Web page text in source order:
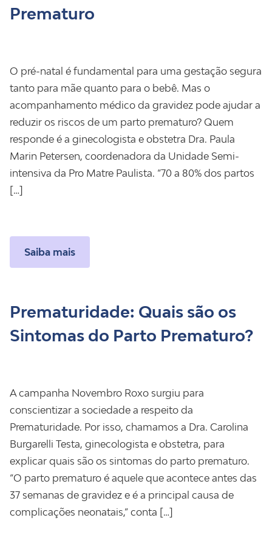
Prematuro
O pré-natal é fundamental para uma gestação segura
tanto para mãe quanto para o bebê. Mas o
acompanhamento médico da gravidez pode ajudar a
reduzir os riscos de um parto prematuro? Quem
responde é a ginecologista e obstetra Dra. Paula
Marin Petersen, coordenadora da Unidade Semi-
intensiva da Pro Matre Paulista. “70 a 80% dos partos
[…]
Saiba mais
Prematuridade: Quais são os
Sintomas do Parto Prematuro?
A campanha Novembro Roxo surgiu para
conscientizar a sociedade a respeito da
Prematuridade. Por isso, chamamos a Dra. Carolina
Burgarelli Testa, ginecologista e obstetra, para
explicar quais são os sintomas do parto prematuro.
“O parto prematuro é aquele que acontece antes das
37 semanas de gravidez e é a principal causa de
complicações neonatais,” conta […]